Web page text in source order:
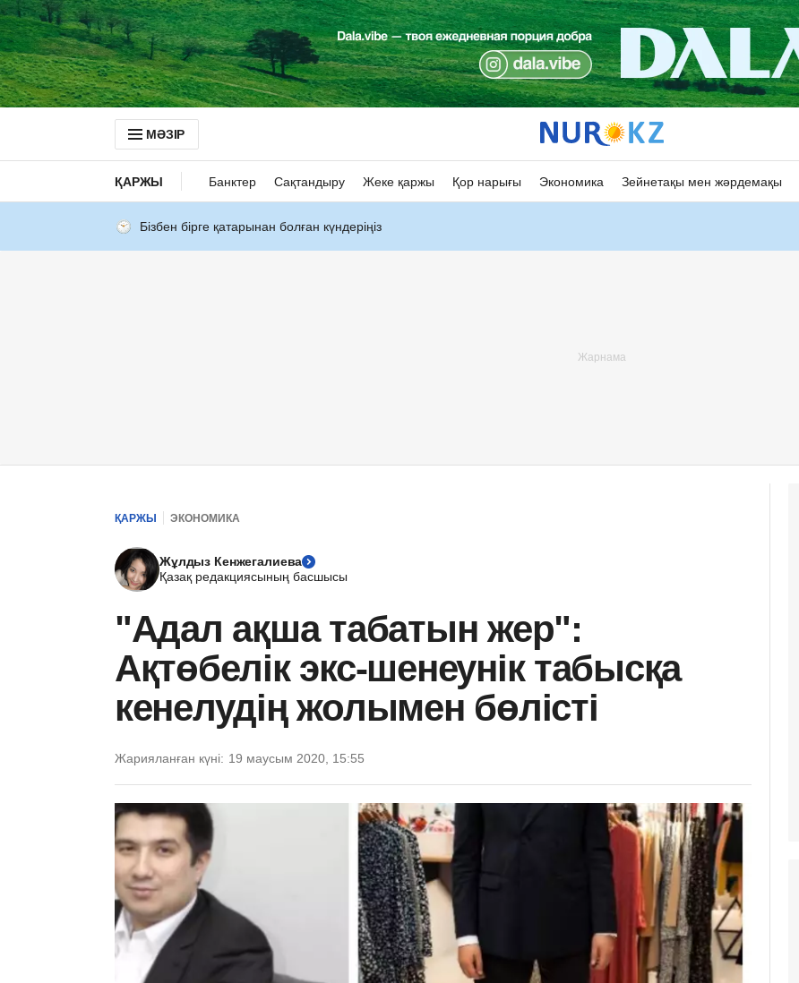
МӘЗІР
ҚАРЖЫ Банктер Сақтандыру Жеке қаржы Қор нарығы Экономика Зейнетақы мен жәрдемақы
Бізбен бірге қатарынан болған күндеріңіз
ҚАРЖЫ ЭКОНОМИКА
Жұлдыз Кенжегалиева
Қазақ редакциясының басшысы
"Адал ақша табатын жер":
Ақтөбелік экс-шенеунік табысқа
кенелудің жолымен бөлісті
Жарияланған күні: 19 маусым 2020, 15:55